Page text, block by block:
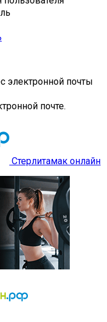
электронной почты
почте.
Стерлитамак онлайн